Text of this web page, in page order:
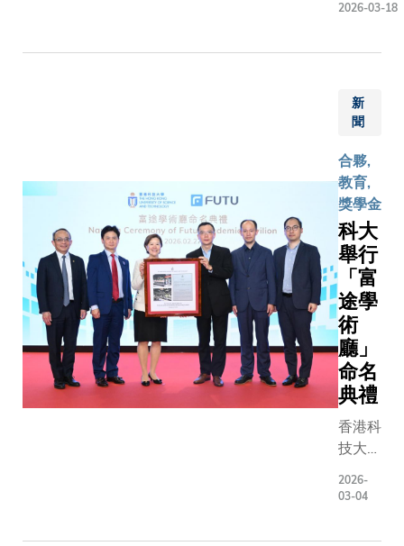
物測試技
術，將科
成果應用
於社區護
理。科大
校長兼
InnoHK香
港神經退
行性疾病
中心主任
葉玉如教
授指出 ：
「這項創
新技術整
合了與阿
爾茲海默
症相關多
個生物通
蛋白生物
構，透
逾40間
長者中
心，招
6,000
名60至
75歲的
居家長
者參與
檢測，
及早識
別出有
阿爾茲
海默症
或輕度
認知障
礙徵兆
的長
在社區
創新香港
研發平台
「香港太
空機械人
與能源中
心」，與
東南大學
（東大）
簽署合作
備忘錄，
建立長期
穩定的戰
略合作夥
伴關係，
並進一步
深化兩校
合作。雙
方合作範
太空機械
2026-03-18
新
聞
合夥,
教育,
獎學金
科大
舉行
「富
途學
術
廳」
命名
典禮
香港科
技大學
大）獲
2026-
03-04